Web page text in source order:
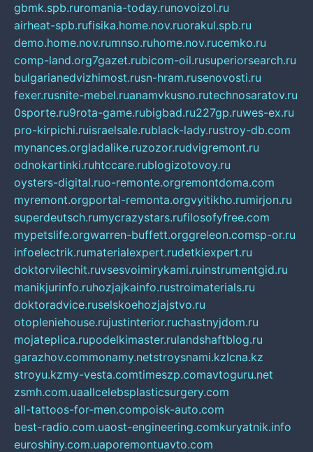
gbmk.spb.ruromania-today.runovoizol.ru
airheat-spb.rufisika.home.nov.ruorakul.spb.ru
demo.home.nov.rumnso.ruhome.nov.rucemko.ru
comp-land.org7gazet.rubicom-oil.rusuperiorsearch.ru
bulgarianedvizhimost.rusn-hram.rusenovosti.ru
fexer.rusnite-mebel.ruanamvkusno.rutechnosaratov.ru
0sporte.ru9rota-game.rubigbad.ru227gp.ruwes-ex.ru
pro-kirpichi.ruisraelsale.rublack-lady.rustroy-db.com
mynances.orgladalike.ruzozor.rudvigremont.ru
odnokartinki.ruhtccare.rublogizotovoy.ru
oysters-digital.ruo-remonte.orgremontdoma.com
myremont.orgportal-remonta.orgvyitikho.rumirjon.ru
superdeutsch.rumycrazystars.rufilosofyfree.com
mypetslife.orgwarren-buffett.orggreleon.comsp-or.ru
infoelectrik.rumaterialexpert.rudetkiexpert.ru
doktorvilechit.ruvsesvoimirykami.ruinstrumentgid.ru
manikjurinfo.ruhozjajkainfo.rustroimaterials.ru
doktoradvice.ruselskoehozjajstvo.ru
otopleniehouse.rujustinterior.ruchastnyjdom.ru
mojateplica.rupodelkimaster.rulandshaftblog.ru
garazhov.commonamy.netstroysnami.kzlcna.kz
stroyu.kzmy-vesta.comtimeszp.comavtoguru.net
zsmh.com.uaallcelebsplasticsurgery.com
all-tattoos-for-men.compoisk-auto.com
best-radio.com.uaost-engineering.comkuryatnik.info
euroshiny.com.uaporemontuavto.com